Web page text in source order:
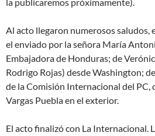
Al acto llegaron numerosos saludos,
el enviado por la señora María
Embajadora de Honduras; de
Rodrigo Rojas) desde Washington;
de la Comisión Internacional del PC,
Vargas Puebla en el exterior.
El acto finalizó con La Internacional.